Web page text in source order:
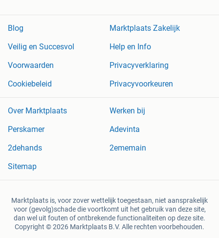
Blog
Marktplaats Zakelijk
Veilig en Succesvol
Help en Info
Voorwaarden
Privacyverklaring
Cookiebeleid
Privacyvoorkeuren
Over Marktplaats
Werken bij
Perskamer
Adevinta
2dehands
2ememain
Sitemap
Marktplaats is, voor zover wettelijk toegestaan, niet aansprakelijk
voor (gevolg)schade die voortkomt uit het gebruik van deze site,
dan wel uit fouten of ontbrekende functionaliteiten op deze site.
Copyright © 2026 Marktplaats B.V. Alle rechten voorbehouden.